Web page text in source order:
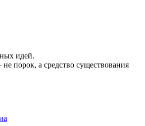
идей.
порок, а средство существования